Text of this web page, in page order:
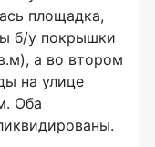
площадка,
б/у покрышки
а во втором
на улице
Оба